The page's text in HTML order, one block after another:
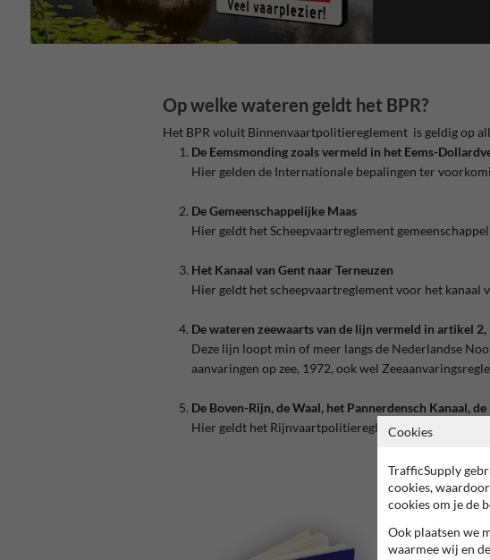
Op welke wateren geldt het BPR?
Het BPR voluit Binnenvaartpolitiereglement is geldig op
De Eemsmonding zoals vermeld in het Eems-
Hier gelden de Internationale bepalingen ter
De Gemeenschappelijke Maas
Hier geldt het Scheepvaartreglement
Het Kanaal van Gent naar Terneuzen
Hier geldt het scheepvaartreglement voor het kanaal
De wateren zeewaarts van de lijn vermeld in artikel
Deze lijn loopt min of meer langs de Nederlandse
aanvaringen op zee, 1972, ook wel
De Boven-Rijn, de Waal, het Pannerdensch Kanaal,
Hier geldt het Rijnvaartpolitiereglement.
Cookies
TrafficSupply
cookies,
cookies om je de
Ook plaatsen we
waarmee wij en